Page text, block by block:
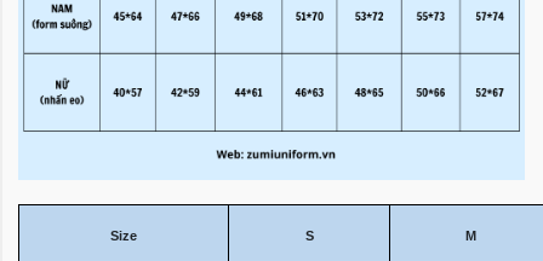
Size S M